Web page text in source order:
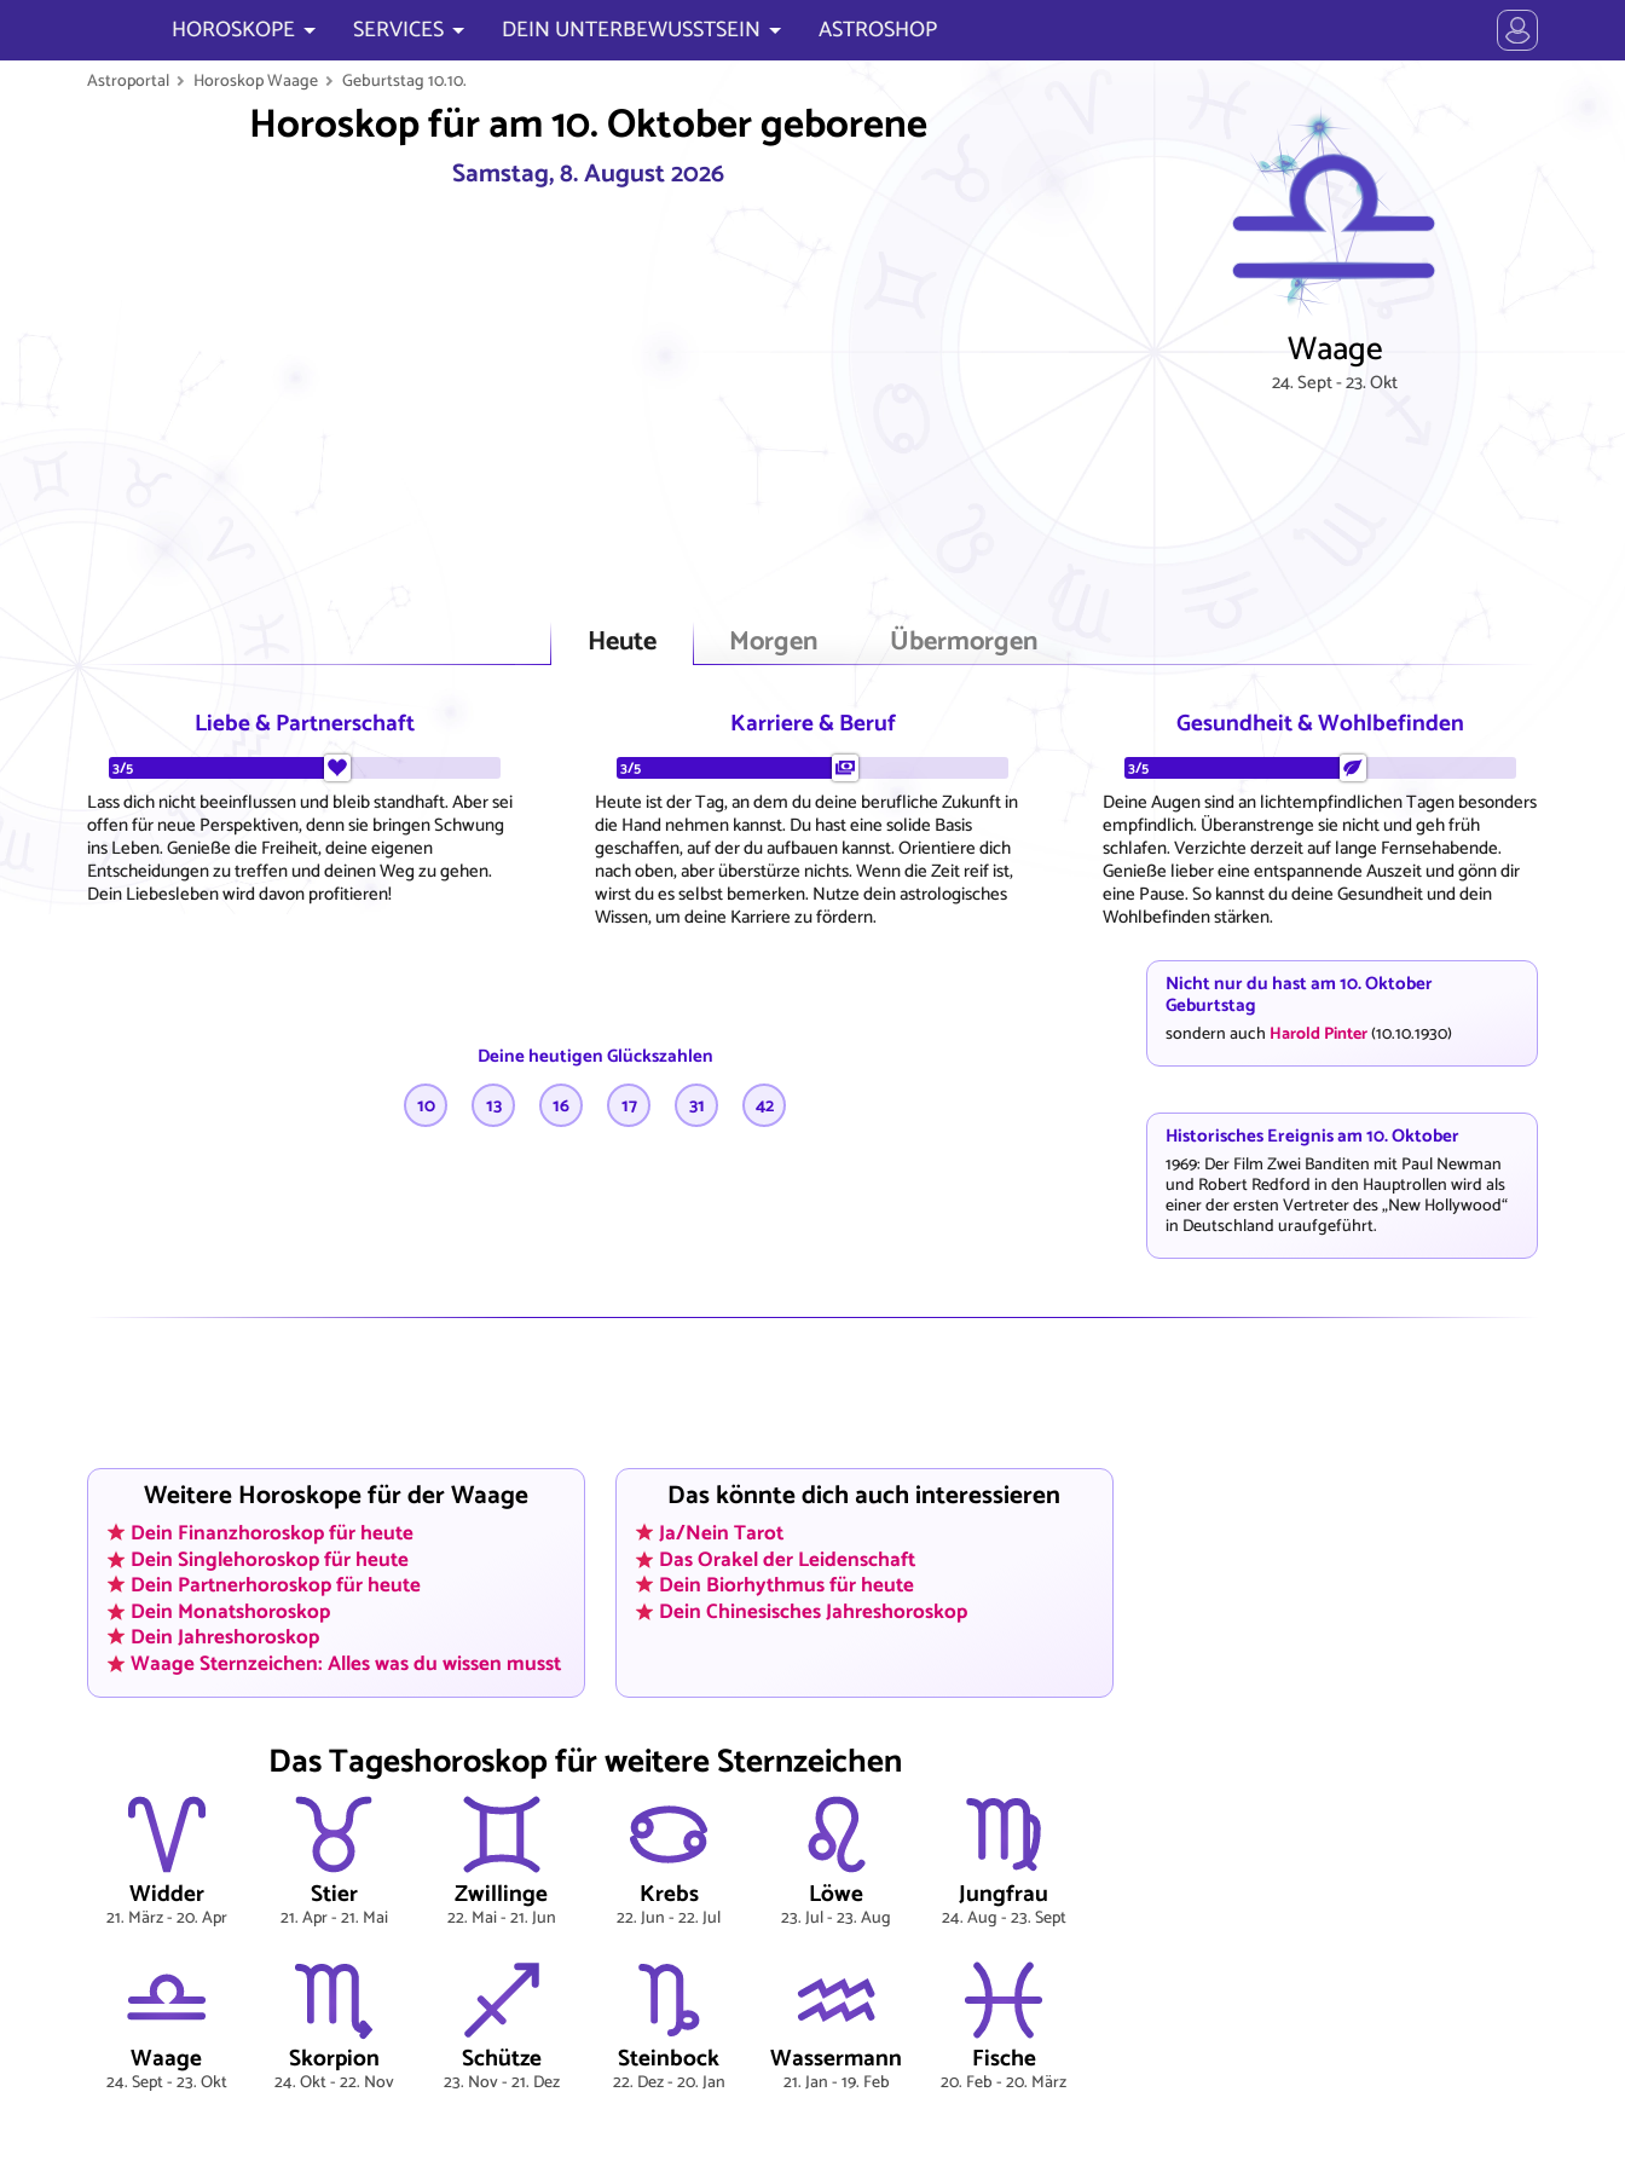
HOROSKOPE SERVICES DEIN UNTERBEWUSSTSEIN ASTROSHOP
Astroportal Horoskop Waage Geburtstag 10.10.
Horoskop für am 10. Oktober geborene
Samstag, 8. August 2026
Waage
24. Sept - 23. Okt
Heute Morgen Übermorgen
Liebe & Partnerschaft
3/5
Lass dich nicht beeinflussen und bleib standhaft. Aber sei
offen für neue Perspektiven, denn sie bringen Schwung
ins Leben. Genieße die Freiheit, deine eigenen
Entscheidungen zu treffen und deinen Weg zu gehen.
Dein Liebesleben wird davon profitieren!
Karriere & Beruf
3/5
Heute ist der Tag, an dem du deine berufliche Zukunft in
die Hand nehmen kannst. Du hast eine solide Basis
geschaffen, auf der du aufbauen kannst. Orientiere dich
nach oben, aber überstürze nichts. Wenn die Zeit reif ist,
wirst du es selbst bemerken. Nutze dein astrologisches
Wissen, um deine Karriere zu fördern.
Gesundheit & Wohlbefinden
3/5
Deine Augen sind an lichtempfindlichen Tagen besonders
empfindlich. Überanstrenge sie nicht und geh früh
schlafen. Verzichte derzeit auf lange Fernsehabende.
Genieße lieber eine entspannende Auszeit und gönn dir
eine Pause. So kannst du deine Gesundheit und dein
Wohlbefinden stärken.
Deine heutigen Glückszahlen
10
13 16 17 31 42
Nicht nur du hast am 10. Oktober
Geburtstag
sondern auch Harold Pinter(10.10.1930)
Historisches Ereignis am 10. Oktober
1969: Der Film Zwei Banditen mit Paul Newman
und Robert Redford in den Hauptrollen wird als
einer der ersten Vertreter des „New Hollywood“
in Deutschland uraufgeführt.
Weitere Horoskope für der Waage
Dein Finanzhoroskop für heute
Dein Singlehoroskop für heute
Dein Partnerhoroskop für heute
Dein Monatshoroskop
Dein Jahreshoroskop
Waage Sternzeichen: Alles was du wissen musst
Das könnte dich auch interessieren
Ja/Nein Tarot
Das Orakel der Leidenschaft
Dein Biorhythmus für heute
Dein Chinesisches Jahreshoroskop
Das Tageshoroskop für weitere Sternzeichen
Widder
21. März - 20. Apr
Stier
21. Apr - 21. Mai
Zwillinge
22. Mai - 21. Jun
Krebs
22. Jun - 22. Jul
Löwe
23. Jul - 23. Aug
Jungfrau
24. Aug - 23. Sept
Waage
24. Sept - 23. Okt
Skorpion
24. Okt - 22. Nov
Schütze
23. Nov - 21. Dez
Steinbock
22. Dez - 20. Jan
Wassermann
21. Jan - 19. Feb
Fische
20. Feb - 20. März